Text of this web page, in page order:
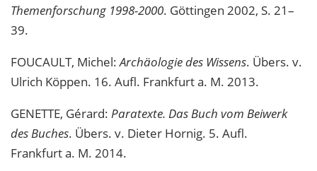
Themenforschung 1998-2000. Göttingen 2002, S. 21–
39.
FOUCAULT, Michel:Archäologie des Wissens. Übers. v.
Ulrich Köppen. 16. Aufl. Frankfurt a. M. 2013.
GENETTE, Gérard: Paratexte. Das Buch vom Beiwerk
des Buches. Übers. v. Dieter Hornig. 5. Aufl.
Frankfurt a. M. 2014.